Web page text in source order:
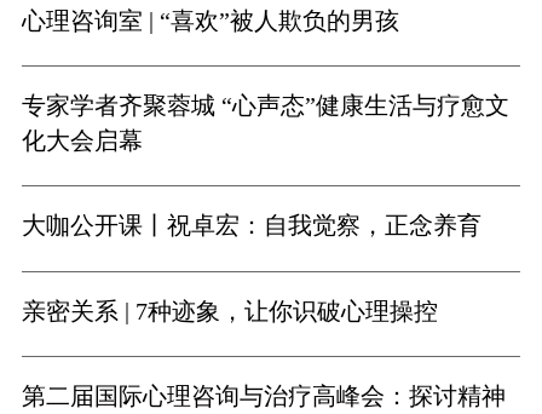
心理咨询室 | “喜欢”被人欺负的男孩
专家学者齐聚蓉城 “心声态”健康生活与疗愈文
化大会启幕
大咖公开课丨祝卓宏：自我觉察，正念养育
亲密关系 | 7种迹象，让你识破心理操控
第二届国际心理咨询与治疗高峰会：探讨精神